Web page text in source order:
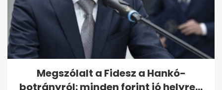
Megszólalt a Fidesz a Hankó-
botrányról: minden forint jó helyre...